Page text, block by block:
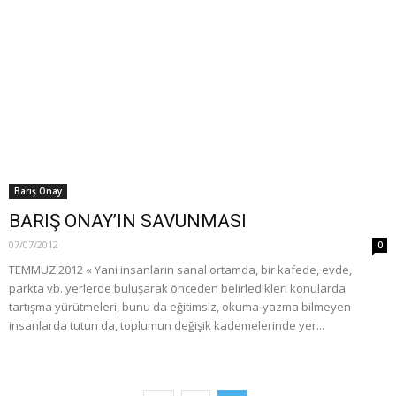
Barış Onay
BARIŞ ONAY’IN SAVUNMASI
07/07/2012 0
TEMMUZ 2012 « Yani insanların sanal ortamda, bir kafede, evde,
parkta vb. yerlerde buluşarak önceden belirledikleri konularda
tartışma yürütmeleri, bunu da eğitimsiz, okuma-yazma bilmeyen
insanlarda tutun da, toplumun değişik kademelerinde yer...